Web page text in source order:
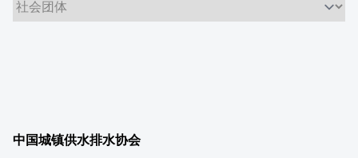
中国城镇供水排水协会